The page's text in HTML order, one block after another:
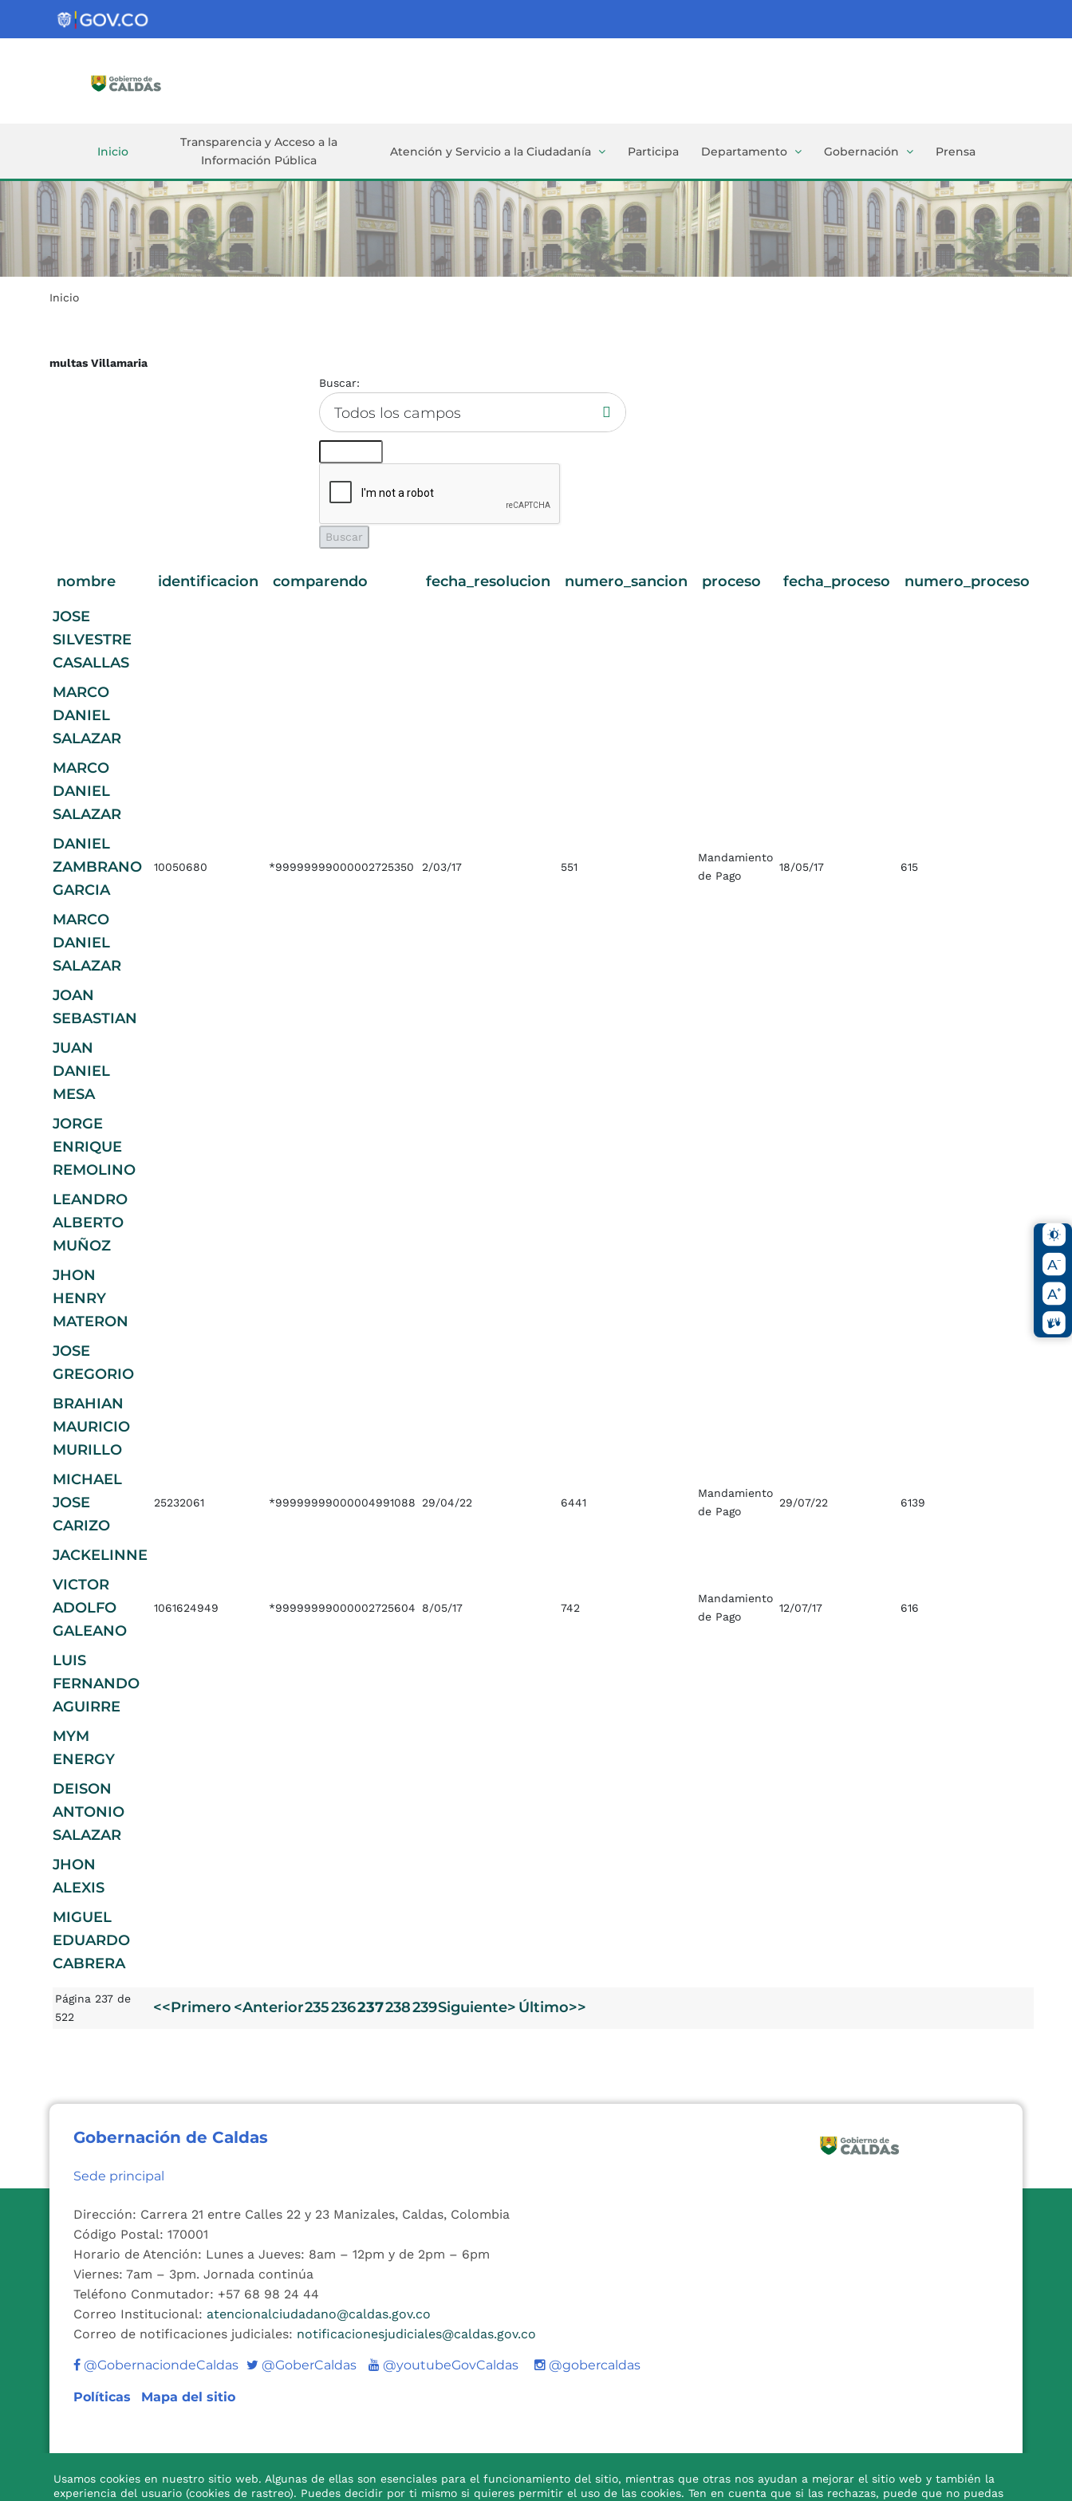
Gobernación
Inicio
Transparencia y Acceso a la
Información Pública
Atención y Servicio a la Ciudadanía Participa Departamento Gobernación Prensa
Inicio
multas Villamaria
Buscar:
Todos los campos
nombre identificacion comparendo fecha_resolucion numero_sancion proceso fecha_proceso
numero_proceso
JOSE
SILVESTRE
CASALLAS
MARCO
DANIEL
SALAZAR
MARCO
DANIEL
SALAZAR
DANIEL
ZAMBRANO
GARCIA
10050680 *99999999000002725350 2/03/17 551
Mandamiento
de Pago
18/05/17 615
MARCO
DANIEL
SALAZAR
JOAN
SEBASTIAN
JUAN
DANIEL
MESA
JORGE
ENRIQUE
REMOLINO
LEANDRO
ALBERTO
MUÑOZ
JHON
HENRY
MATERON
JOSE
GREGORIO
BRAHIAN
MAURICIO
MURILLO
MICHAEL
JOSE
CARIZO
25232061 *99999999000004991088 29/04/22 6441
Mandamiento
de Pago
29/07/22 6139
JACKELINNE
VICTOR
ADOLFO
GALEANO
1061624949 *99999999000002725604 8/05/17 742
Mandamiento
de Pago
12/07/17 616
LUIS
FERNANDO
AGUIRRE
MYM
ENERGY
DEISON
ANTONIO
SALAZAR
JHON
ALEXIS
MIGUEL
EDUARDO
CABRERA
Página 237 de
522
<<Primero <Anterior235236237238239Siguiente> Último>>
Gobernación de Caldas
Sede principal
Dirección: Carrera 21 entre Calles 22 y 23 Manizales, Caldas, Colombia
Código Postal: 170001
Horario de Atención: Lunes a Jueves: 8am – 12pm y de 2pm – 6pm
Viernes: 7am – 3pm. Jornada continúa
Teléfono Conmutador: +57 68 98 24 44
Correo Institucional: atencionalciudadano@caldas.gov.co
Correo de notificaciones judiciales: notificacionesjudiciales@caldas.gov.co
@GobernaciondeCaldas Twitter
@GoberCaldas Youtube
@youtubeGovCaldas @gobercaldas
Políticas Mapa del sitio
Usamos cookies en nuestro sitio web. Algunas de ellas son esenciales para el funcionamiento del sitio, mientras que otras nos ayudan a mejorar el sitio web y también la
experiencia del usuario (cookies de rastreo). Puedes decidir por ti mismo si quieres permitir el uso de las cookies. Ten en cuenta que si las rechazas, puede que no puedas